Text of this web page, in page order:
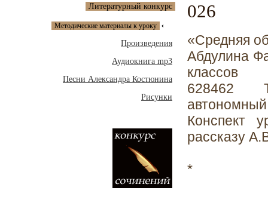
Литературный конкурс
Методические материалы к уроку
Произведения
Аудиокнига mp3
Песни Александра Костюнина
Рисунки
026
«Средняя
Абдулина
классов
628462
Конспект
рассказу
*